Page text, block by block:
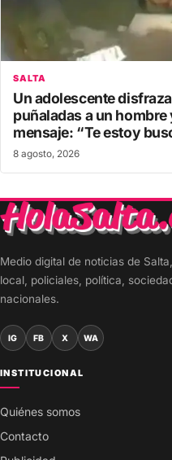
SALTA
Un adolescente
puñaladas a un
mensaje: “Te estoy
8 agosto, 2026
Medio digital de noticias de
local, policiales, política,
nacionales.
IG FB X WA
INSTITUCIONAL
Quiénes somos
Contacto